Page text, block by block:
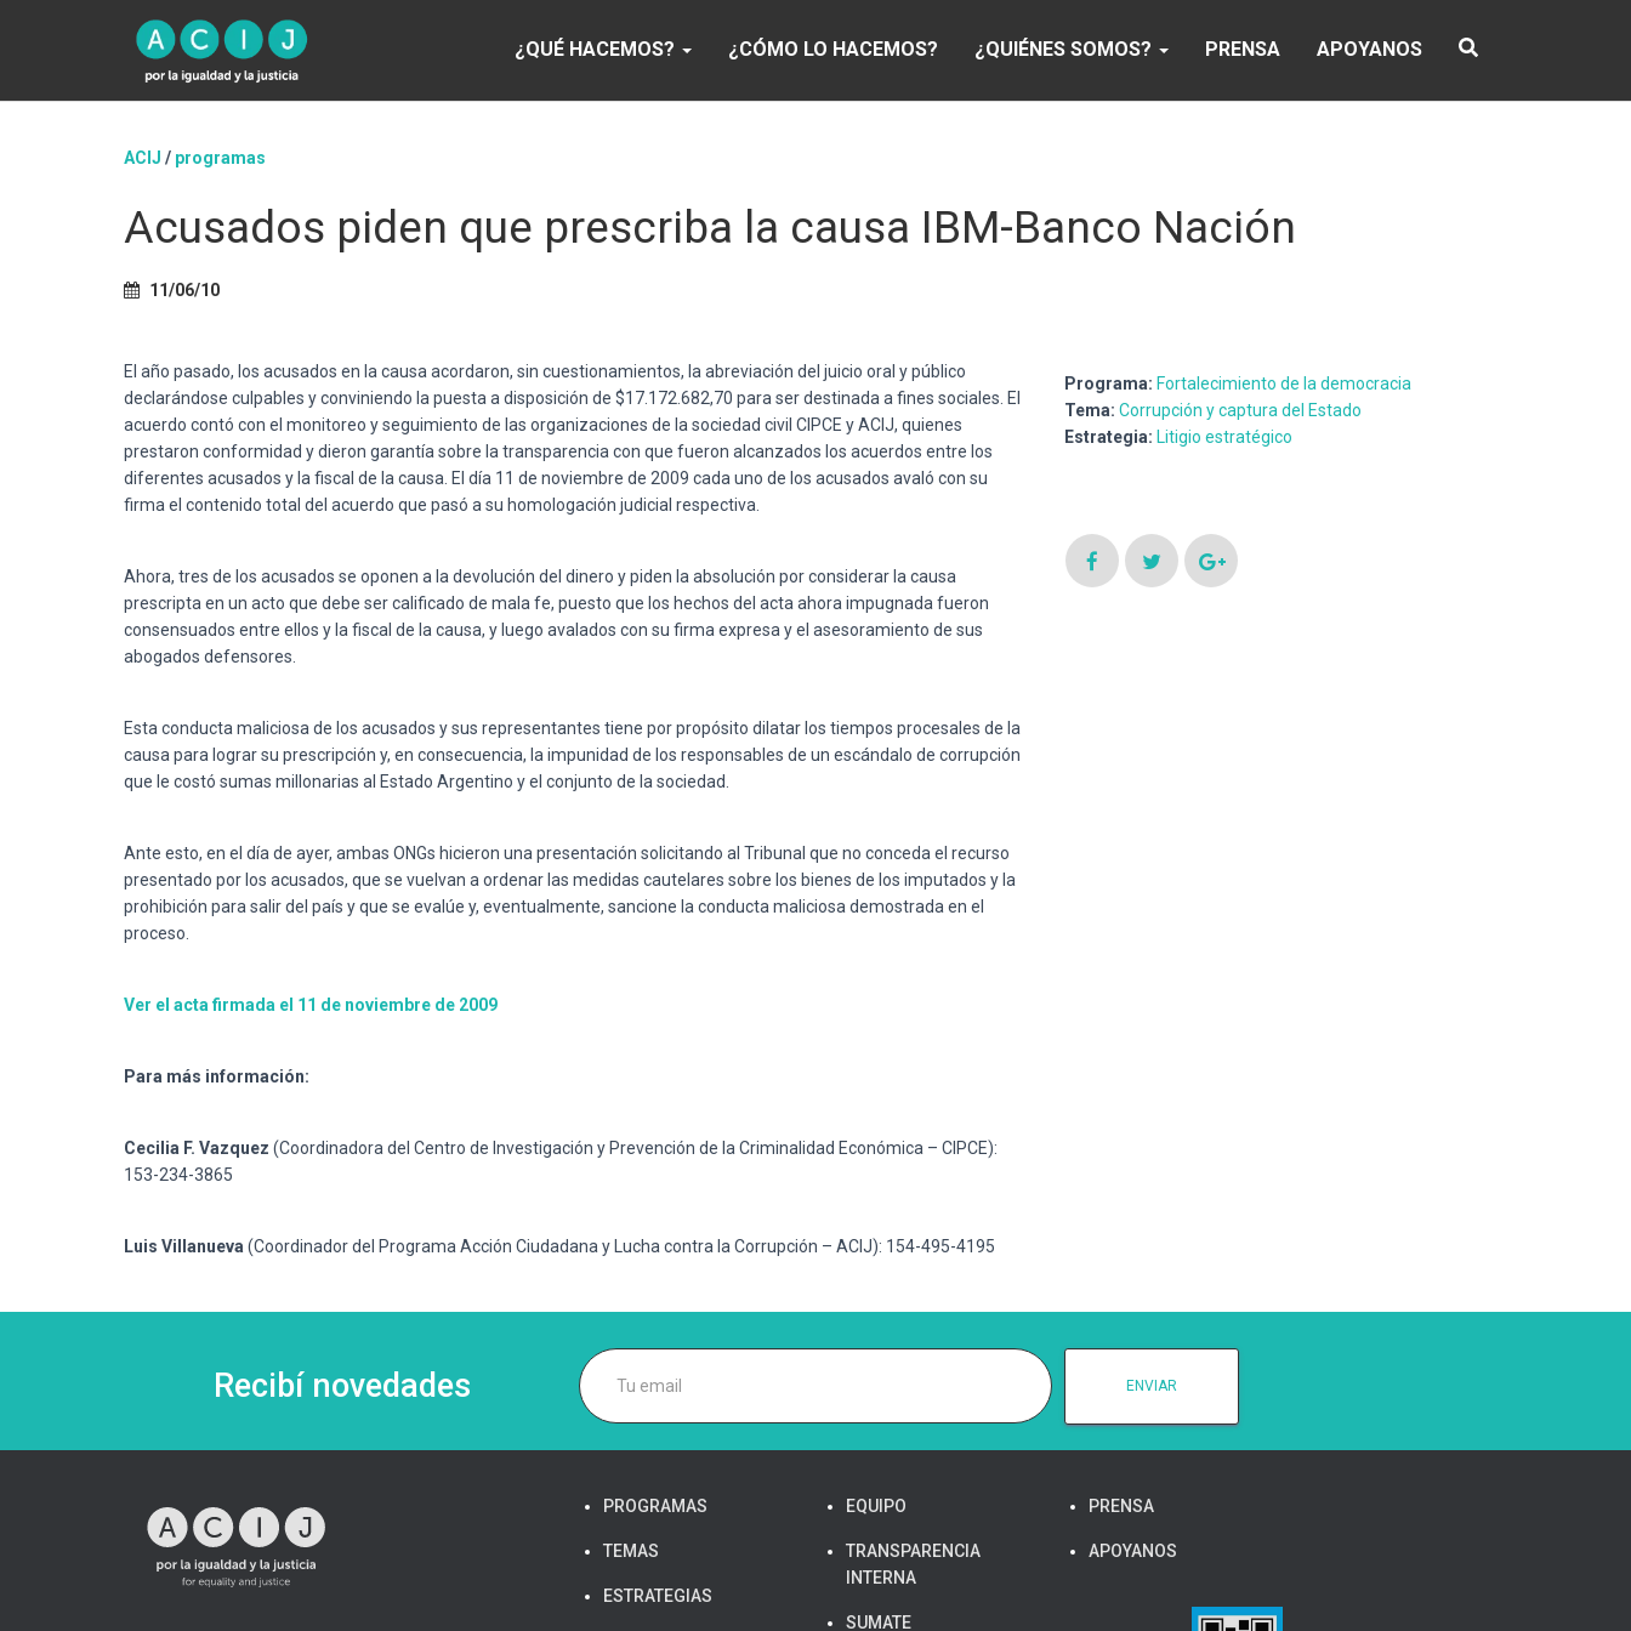
¿QUÉ HACEMOS? ¿CÓMO LO HACEMOS? ¿QUIÉNES SOMOS? PRENSA APOYANOS
ACIJ / programas
Acusados piden que prescriba la causa IBM-Banco Nación
11/06/10
El año pasado, los acusados en la causa acordaron, sin cuestionamientos, la abreviación del juicio oral y público
declarándose culpables y conviniendo la puesta a disposición de $17.172.682,70 para ser destinada a fines sociales. El
acuerdo contó con el monitoreo y seguimiento de las organizaciones de la sociedad civil CIPCE y ACIJ, quienes
prestaron conformidad y dieron garantía sobre la transparencia con que fueron alcanzados los acuerdos entre los
diferentes acusados y la fiscal de la causa. El día 11 de noviembre de 2009 cada uno de los acusados avaló con su
firma el contenido total del acuerdo que pasó a su homologación judicial respectiva.
Ahora, tres de los acusados se oponen a la devolución del dinero y piden la absolución por considerar la causa
prescripta en un acto que debe ser calificado de mala fe, puesto que los hechos del acta ahora impugnada fueron
consensuados entre ellos y la fiscal de la causa, y luego avalados con su firma expresa y el asesoramiento de sus
abogados defensores.
Esta conducta maliciosa de los acusados y sus representantes tiene por propósito dilatar los tiempos procesales de la
causa para lograr su prescripción y, en consecuencia, la impunidad de los responsables de un escándalo de corrupción
que le costó sumas millonarias al Estado Argentino y el conjunto de la sociedad.
Ante esto, en el día de ayer, ambas ONGs hicieron una presentación solicitando al Tribunal que no conceda el recurso
presentado por los acusados, que se vuelvan a ordenar las medidas cautelares sobre los bienes de los imputados y la
prohibición para salir del país y que se evalúe y, eventualmente, sancione la conducta maliciosa demostrada en el
proceso.
Ver el acta firmada el 11 de noviembre de 2009
Para más información:
Cecilia F. Vazquez (Coordinadora del Centro de Investigación y Prevención de la Criminalidad Económica – CIPCE):
153-234-3865
Luis Villanueva (Coordinador del Programa Acción Ciudadana y Lucha contra la Corrupción – ACIJ): 154-495-4195
Programa: Fortalecimiento de la democracia
Tema: Corrupción y captura del Estado
Estrategia: Litigio estratégico
Recibí novedades
PROGRAMAS
TEMAS
ESTRATEGIAS
EQUIPO
TRANSPARENCIA
INTERNA
SUMATE
PRENSA
APOYANOS